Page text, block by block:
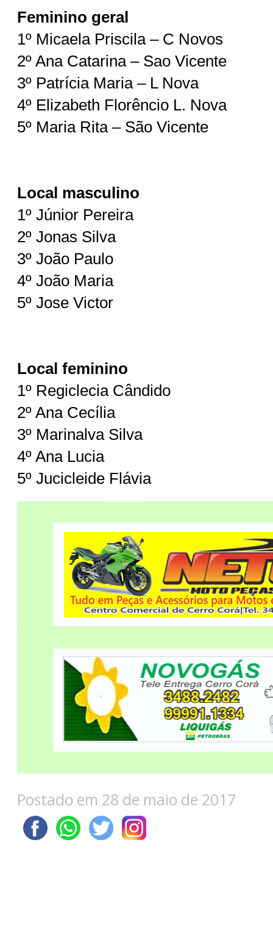
Feminino geral
1º Micaela Priscila – C Novos
2º Ana Catarina – Sao Vicente
3º Patrícia Maria – L Nova
4º Elizabeth Florêncio L. Nova
5º Maria Rita – São Vicente
Local masculino
1º Júnior Pereira
2º Jonas Silva
3º João Paulo
4º João Maria
5º Jose Victor
Local feminino
1º Regiclecia Cândido
2º Ana Cecília
3º Marinalva Silva
4º Ana Lucia
5º Jucicleide Flávia
Postado em 28 de maio de 2017